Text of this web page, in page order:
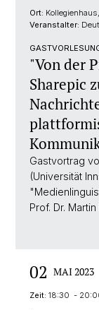
Ort:
Veranstalter:
"Von der
Sharepic
Gastvortrag
(Universität
Prof. Dr.
02 MAI 2023
Zeit: 18:30 -